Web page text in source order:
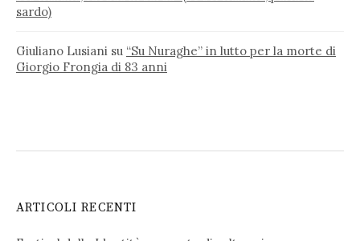
sardo)
Giuliano Lusiani su “Su Nuraghe” in lutto per la morte di
Giorgio Frongia di 83 anni
ARTICOLI RECENTI